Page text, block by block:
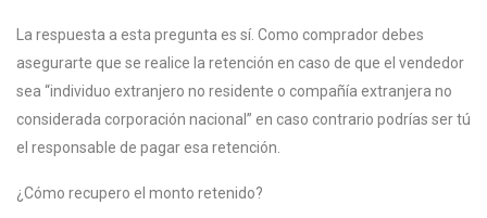
La respuesta a esta pregunta es sí. Como comprador debes
asegurarte que se realice la retención en caso de que el vendedor
sea “individuo extranjero no residente o compañía extranjera no
considerada corporación nacional” en caso contrario podrías ser tú
el responsable de pagar esa retención.
¿Cómo recupero el monto retenido?